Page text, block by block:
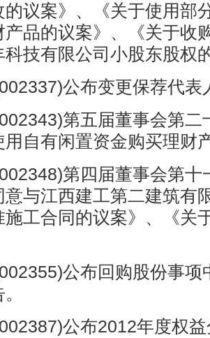
的议案》、《关于使用部
产品的议案》、《关于收
技有限公司小股东股权
公布变更保荐代表
第五届董事会第二
自有闲置资金购买理财
第四届董事会第十
与江西建工第二建筑有
施工合同的议案》、《关
公布回购股份事项
公布2012年度权